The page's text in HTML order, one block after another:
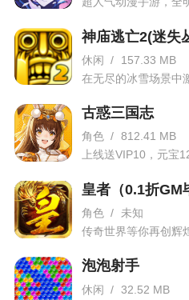
神庙逃亡2(迷失
休闲 /
157.33 MB
在无尽的冰雪场景中
古惑三国志
角色 / 812.41 MB
上线送VIP10，元宝
皇者（0.1折GM
角色 /
未知
传奇世界等你再创辉
泡泡射手
休闲 / 32.52 MB